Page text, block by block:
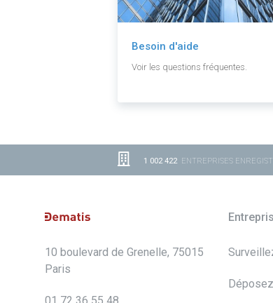
Besoin d'aide
Voir les questions fréquentes.
1 002 422ENTREPRISES
10 boulevard de Grenelle, 75015
Paris